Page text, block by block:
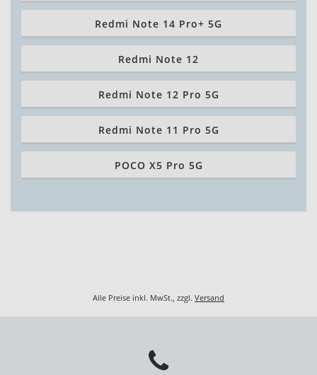
Redmi Note 14 Pro+ 5G
Redmi Note 12
Redmi Note 12 Pro 5G
Redmi Note 11 Pro 5G
POCO X5 Pro 5G
Alle Preise inkl. MwSt., zzgl. Versand